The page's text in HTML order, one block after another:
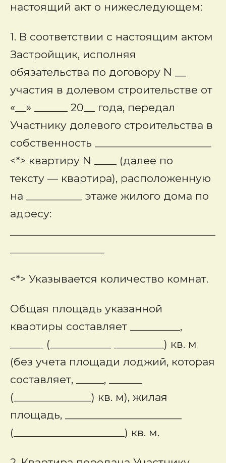
настоящий акт о нижеследующем:
1. В соответствии с настоящим актом
Застройщик, исполняя
обязательства по договору N __
участия в долевом строительстве от
«__» ______ 20__ года, передал
Участнику долевого строительства в
собственность _____________________
<*> квартиру N ____ (далее по
тексту — квартира), расположенную
на __________ этаже жилого дома по
адресу:
<*> Указывается количество комнат.
Общая площадь указанной
квартиры составляет _________,
______ (___________ _________) кв. м
(без учета площади лоджий, которая
составляет, _____, ______
(______________) кв. м), жилая
площадь, _____________________
(____________________) кв. м.